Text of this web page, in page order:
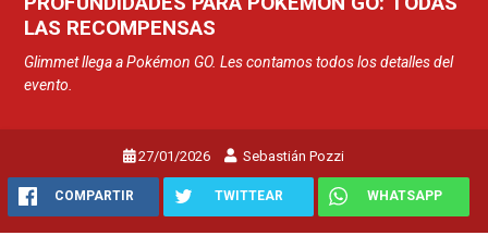
LAS RECOMPENSAS
Glimmet llega a Pokémon GO. Les contamos todos los detalles del
evento.
27/01/2026 Sebastián Pozzi
COMPARTIR TWITTEAR WHATSAPP